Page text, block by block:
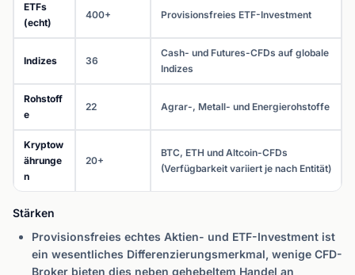
ETFs
(echt)
400+ Provisionsfreies ETF-Investment
Indizes 36
Cash- und Futures-CFDs auf globale
Indizes
Rohstoff
e
22 Agrar-, Metall- und Energierohstoffe
Kryptow
ährunge
n
20+
BTC, ETH und Altcoin-CFDs
(Verfügbarkeit variiert je nach Entität)
Stärken
Provisionsfreies echtes Aktien- und ETF-Investment ist
ein wesentliches Differenzierungsmerkmal, wenige CFD-
Broker bieten dies neben gehebeltem Handel an